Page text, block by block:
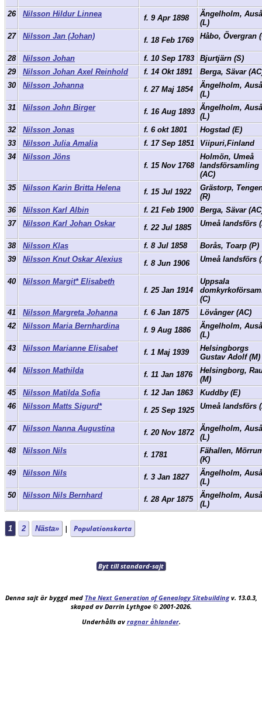
26 Nilsson Hildur Linnea f. 9 Apr 1898
Ängelholm,
(L)
27
Nilsson Jan (Johan) f. 18 Feb 1769 Håbo, Övergran
28 Nilsson Johan f. 10 Sep 1783
Bjurtjärn (S)
29
Nilsson Johan Axel Reinhold f. 14 Okt 1891
Berga, Sävar
30
Nilsson Johanna f. 27 Maj 1854
Ängelholm,
(L)
31
Nilsson John Birger f. 16 Aug 1893 Ängelholm,
(L)
32
Nilsson Jonas f. 6 okt 1801
Hogstad (E)
33
Nilsson Julia Amalia f. 17 Sep 1851
Viipuri,Finland
34
Nilsson Jöns
f. 15 Nov 1768
Holmön, Umeå
landsförsamling
(AC)
35
Nilsson Karin Britta Helena f. 15 Jul 1922
Grästorp,
(R)
36
Nilsson Karl Albin f. 21 Feb 1900
Berga, Sävar
37
Nilsson Karl Johan Oskar f. 22 Jul 1885 Umeå landsförs
38 Nilsson Klas f. 8 Jul 1858
Borås, Toarp (P)
39
Nilsson Knut Oskar Alexius f. 8 Jun 1906 Umeå landsförs
40
Nilsson Margit* Elisabeth
f. 25 Jan 1914
Uppsala
(C)
41
Nilsson Margreta Johanna f. 6 Jan 1875
Lövånger (AC)
42
Nilsson Maria Bernhardina f. 9 Aug 1886
Ängelholm,
(L)
43
Nilsson Marianne Elisabet f. 1 Maj 1939
Helsingborgs
Gustav Adolf (M)
44
Nilsson Mathilda f. 11 Jan 1876
Helsingborg,
(M)
45
Nilsson Matilda Sofia f. 12 Jan 1863
Kuddby (E)
46
Nilsson Matts Sigurd* f. 25 Sep 1925 Umeå landsförs
47 Nilsson Nanna Augustina f. 20 Nov 1872
Ängelholm,
(L)
48
Nilsson Nils f. 1781
Fähallen,
(K)
49
Nilsson Nils f. 3 Jan 1827
Ängelholm,
(L)
50
Nilsson Nils Bernhard f. 28 Apr 1875
Ängelholm,
(L)
1 2 Nästa» | Populationskarta
Byt till standard-sajt
Denna sajt är byggd med The Next Generation of Genealogy Sitebuildingv. 13.0.3,
skapad av Darrin Lythgoe © 2001-2026.
Underhålls av ragnar åhlander.